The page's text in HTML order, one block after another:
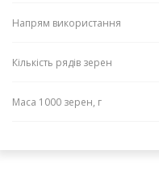
Напрям використання
Кількість рядів зерен
Маса 1000 зерен, г